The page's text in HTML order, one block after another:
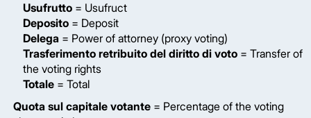
Usufrutto = Usufruct
Deposito = Deposit
Delega = Power of attorney (proxy voting)
Trasferimento retribuito del diritto di voto = Transfer of
the voting rights
Totale = Total
Quota sul capitale votante = Percentage of the voting